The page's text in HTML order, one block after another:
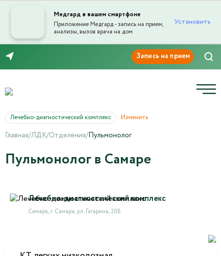
Медгард в вашем смартфоне
Приложение Медгард - запись на прием,
анализы, вызов врача на дом
Установить
Лечебно-диагностический комплекс Изменить
Главная/ЛДК/Отделения/Пульмонолог
Пульмонолог в Самаре
Лечебно-диагностический комплекс
Самара, г. Самара, ул. Гагарина, 20Б